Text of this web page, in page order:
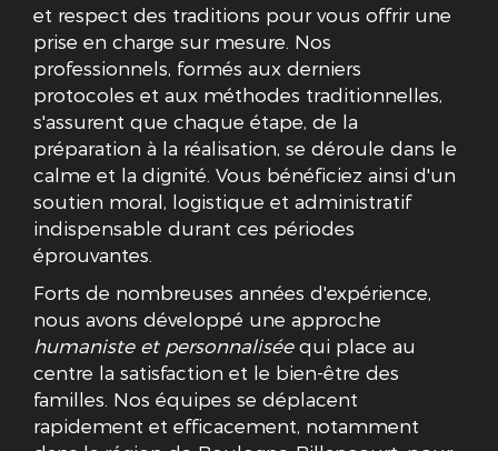
et respect des traditions pour vous offrir une
prise en charge sur mesure. Nos
professionnels, formés aux derniers
protocoles et aux méthodes traditionnelles,
s'assurent que chaque étape, de la
préparation à la réalisation, se déroule dans le
calme et la dignité. Vous bénéficiez ainsi d'un
soutien moral, logistique et administratif
indispensable durant ces périodes
éprouvantes.
Forts de nombreuses années d'expérience,
nous avons développé une approche
humaniste et personnaliséequi place au
centre la satisfaction et le bien-être des
familles. Nos équipes se déplacent
rapidement et efficacement, notamment